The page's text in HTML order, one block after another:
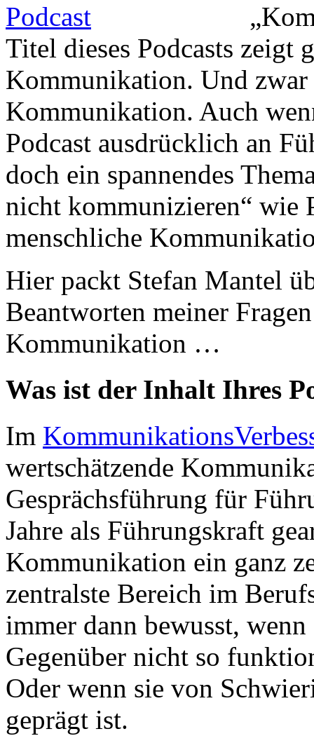
Titel dieses Podcasts zeigt
Kommunikation. Und zwar
Kommunikation. Auch
Podcast ausdrücklich an
doch ein spannendes
nicht kommunizieren“ wie
menschliche
Hier packt Stefan Mantel
Beantworten meiner
Kommunikation …
Was ist der Inhalt Ihres
Im
wertschätzende
Gesprächsführung für
Jahre als Führungskraft
Kommunikation ein ganz
zentralste Bereich im
immer dann bewusst,
Gegenüber nicht so
Oder wenn sie von
geprägt ist.